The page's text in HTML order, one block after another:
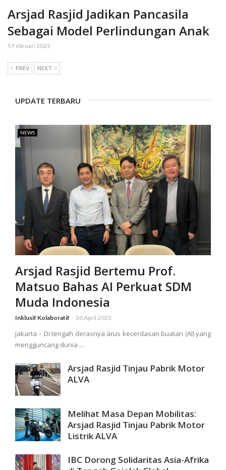
Arsjad Rasjid Jadikan Pancasila
Sebagai Model Perlindungan Anak
5 Februari 2025
PREV NEXT
UPDATE TERBARU
NEWS
Arsjad Rasjid Bertemu Prof.
Matsuo Bahas AI Perkuat SDM
Muda Indonesia
Inklusif Kolaboratif 30 April 2025
Jakarta – Di tengah derasnya arus kecerdasan buatan (AI) yang
mengguncang dunia ...
Arsjad Rasjid Tinjau Pabrik Motor
ALVA
Melihat Masa Depan Mobilitas:
Arsjad Rasjid Tinjau Pabrik Motor
Listrik ALVA
IBC Dorong Solidaritas Asia-Afrika